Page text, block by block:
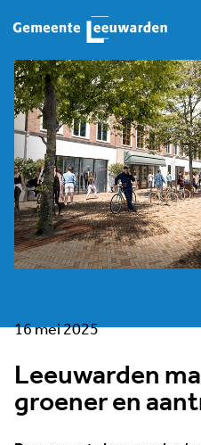
16 mei 2025
Leeuwarden
groener en